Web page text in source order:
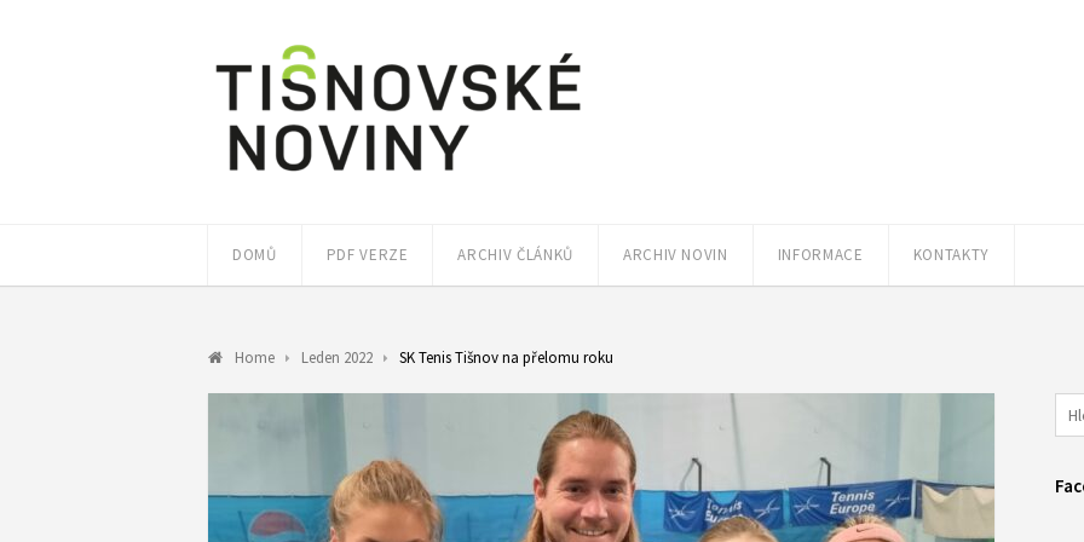
DOMŮ PDF VERZE ARCHIV ČLÁNKŮ ARCHIV NOVIN INFORMACE KONTAKTY
Home Leden 2022 SK Tenis Tišnov na přelomu roku